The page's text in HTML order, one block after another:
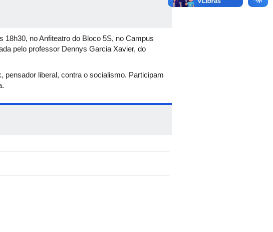
no Anfiteatro do Bloco 5S, no Campus
pelo professor Dennys Garcia Xavier, do
pensador liberal, contra o socialismo. Participam